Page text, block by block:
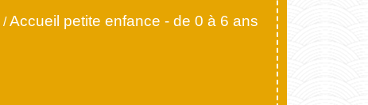
/Accueil petite enfance - de 0 à 6 ans